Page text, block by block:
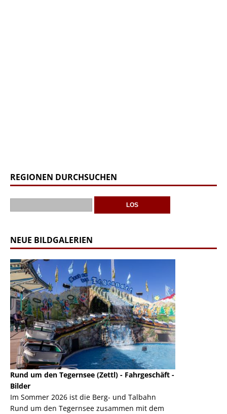
REGIONEN DURCHSUCHEN
NEUE BILDGALERIEN
Rund um den Tegernsee (Zettl) - Fahrgeschäft -
Bilder
Im Sommer 2026 ist die Berg- und Talbahn
Rund um den Tegernsee zusammen mit dem